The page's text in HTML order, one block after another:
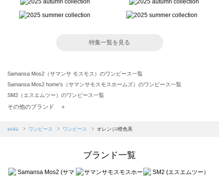
特集一覧を見る
Samansa Mos2（サマンサ モスモス）のワンピース一覧
Samansa Mos2 home's（サマンサモスモスホームズ）のワンピース一覧
SM2（エスエムツー）のワンピース一覧
TSUHARU by Samansa Mos2（ツハルバイサマンサモスモス）のワンピース一覧
Samansa Mos2 blue（サマンサモスモス ブルー）のワンピース一覧
sō4ū（ソウフォーユー）のワンピース一覧
Te chichi（テチチ）のワンピース一覧
その他のブランド ＋
sō4ū ワンピース ワンピース オレンジ/橙色系
ブランド一覧